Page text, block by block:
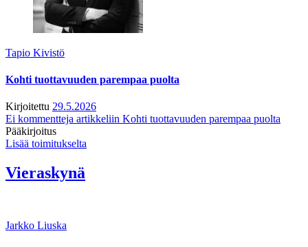
Tapio Kivistö
Kohti tuottavuuden parempaa puolta
Kirjoitettu 29.5.2026
Ei kommentteja artikkeliin Kohti tuottavuuden parempaa puolta
Pääkirjoitus
Lisää toimitukselta
Vieraskynä
Jarkko Liuska